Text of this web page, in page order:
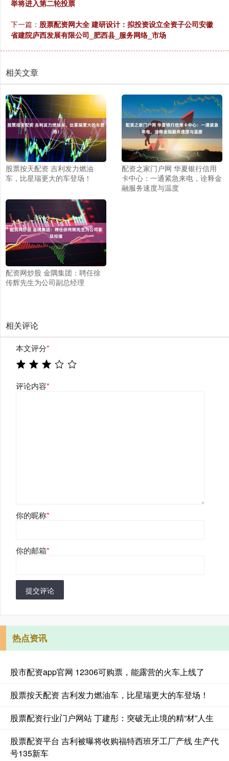
举将进入第二轮投票
下一篇： 股票配资网大全 建研设计：拟投资设立全资子公司安徽
省建院庐西发展有限公司_肥西县_服务网络_市场
相关文章
股票按天配资 吉利发力燃油
车，比星瑞更大的车登场！
配资之家门户网 华夏银行信用
卡中心：一通紧急来电，诠释金
融服务速度与温度
配资网炒股 金隅集团：聘任徐
传辉先生为公司副总经理
相关评论
本文评分*
评论内容*
你的昵称*
你的邮箱*
提交评论
热点资讯
股市配资app官网 12306可购票，能露营的火车上线了
股票按天配资 吉利发力燃油车，比星瑞更大的车登场！
股票配资行业门户网站 丁建彤：突破无止境的精“材”人生
股票配资平台 吉利被曝将收购福特西班牙工厂产线 生产代
号135新车